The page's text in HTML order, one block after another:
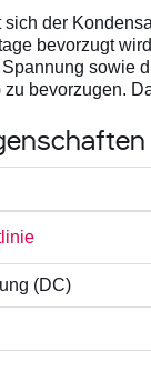
sich der
bevorzugt
Spannung sowie
zu bevorzugen.
(DC)